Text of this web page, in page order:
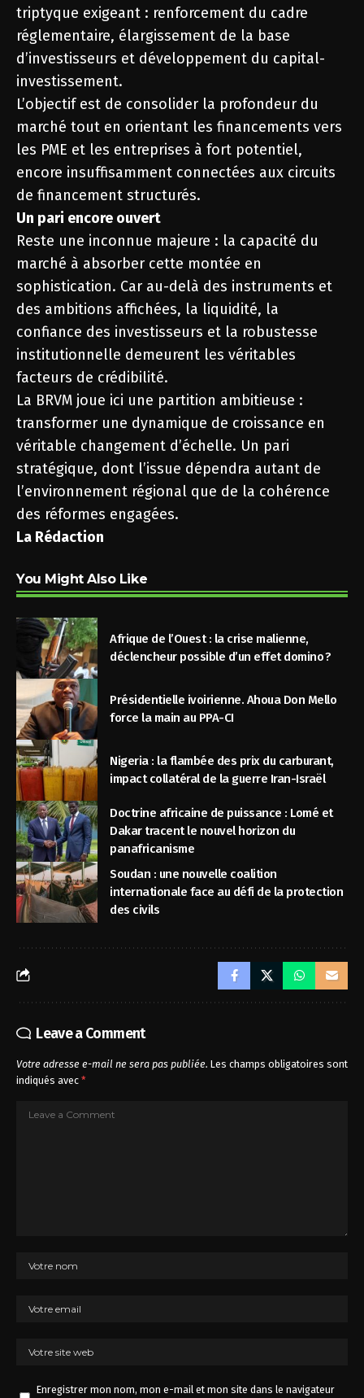
triptyque exigeant : renforcement du cadre
réglementaire, élargissement de la base
d’investisseurs et développement du capital-
investissement.
L’objectif est de consolider la profondeur du
marché tout en orientant les financements vers
les PME et les entreprises à fort potentiel,
encore insuffisamment connectées aux circuits
de financement structurés.
Un pari encore ouvert
Reste une inconnue majeure : la capacité du
marché à absorber cette montée en
sophistication. Car au-delà des instruments et
des ambitions affichées, la liquidité, la
confiance des investisseurs et la robustesse
institutionnelle demeurent les véritables
facteurs de crédibilité.
La BRVM joue ici une partition ambitieuse :
transformer une dynamique de croissance en
véritable changement d’échelle. Un pari
stratégique, dont l’issue dépendra autant de
l’environnement régional que de la cohérence
des réformes engagées.
La Rédaction
You Might Also Like
Afrique de l’Ouest : la crise malienne,
déclencheur possible d’un effet domino ?
Présidentielle ivoirienne. Ahoua Don Mello
force la main au PPA-CI
Nigeria : la flambée des prix du carburant,
impact collatéral de la guerre Iran-Israël
Doctrine africaine de puissance : Lomé et
Dakar tracent le nouvel horizon du
panafricanisme
Soudan : une nouvelle coalition
internationale face au défi de la protection
des civils
Leave a Comment
Votre adresse e-mail ne sera pas publiée. Les champs obligatoires sont
indiqués avec *
Enregistrer mon nom, mon e-mail et mon site dans le navigateur